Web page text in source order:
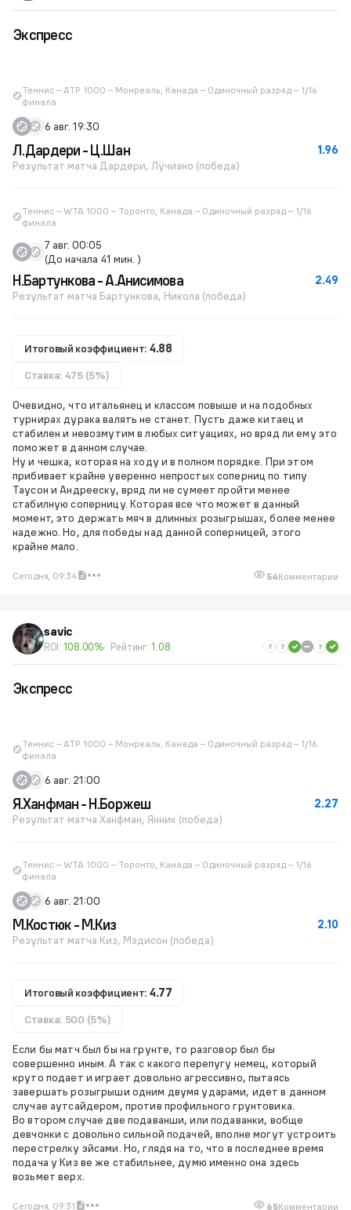
Экспресс
Теннис – ATP 1000 – Монреаль, Канада – Одиночный разряд – 1/16
финала
6 авг. 19:30
1.96
Л.Дардери - Ц.Шан
Результат матча Дардери, Лучиано (победа)
Теннис – WTA 1000 – Торонто, Канада – Одиночный разряд – 1/16
финала
7 авг. 00:05
(До начала 41 мин. )
2.49
Н.Бартункова - А.Анисимова
Результат матча Бартункова, Никола (победа)
Итоговый коэффициент: 4.88
Ставка: 475 (5%)
Очевидно, что итальянец и классом повыше и на подобных
турнирах дурака валять не станет. Пусть даже китаец и
стабилен и невозмутим в любых ситуациях, но вряд ли ему это
поможет в данном случае.
Ну и чешка, которая на ходу и в полном порядке. При этом
прибивает крайне уверенно непростых соперниц по типу
Таусон и Андрееску, вряд ли не сумеет пройти менее
стабилную соперницу. Которая все что может в данный
момент, это держать мяч в длинных розыгрышах, более менее
надежно. Но, для победы над данной соперницей, этого
крайне мало.
Сегодня, 09:34 54Комментарии
savic
ROI: 108.00% Рейтинг:1.08
Экспресс
Теннис – ATP 1000 – Монреаль, Канада – Одиночный разряд – 1/16
финала
6 авг. 21:00
2.27
Я.Ханфман - Н.Боржеш
Результат матча Ханфман, Янник (победа)
Теннис – WTA 1000 – Торонто, Канада – Одиночный разряд – 1/16
финала
6 авг. 21:00
2.10
М.Костюк - М.Киз
Результат матча Киз, Мэдисон (победа)
Итоговый коэффициент: 4.77
Ставка: 500 (5%)
Если бы матч был бы на грунте, то разговор был бы
совершенно иным. А так с какого перепугу немец, который
круто подает и играет довольно агрессивно, пытаясь
завершать розыгрыши одним двумя ударами, идет в данном
случае аутсайдером, против профильного грунтовика.
Во втором случае две подаванши, или подаванки, вобще
девчонки с довольно сильной подачей, вполне могут устроить
перестрелку эйсами. Но, глядя на то, что в последнее время
подача у Киз ве же стабильнее, думю именно она здесь
возьмет верх.
Сегодня, 09:31 65Комментарии